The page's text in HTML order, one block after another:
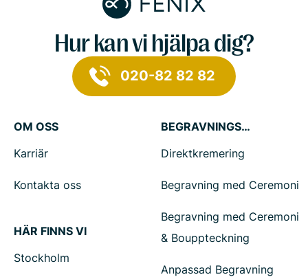
Hur kan vi hjälpa dig?
020-82 82 82
OM OSS
Karriär
Kontakta oss
HÄR FINNS VI
Stockholm
BEGRAVNINGSTJÄNSTER
Direktkremering
Begravning med Ceremoni
Begravning med Ceremoni
& Bouppteckning
Anpassad Begravning